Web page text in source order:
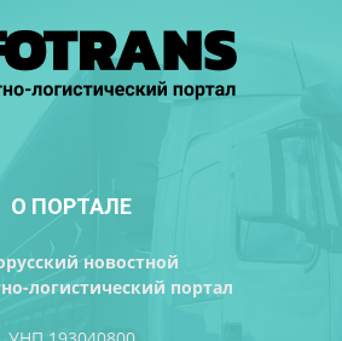
О ПОРТАЛЕ
новостной
логистический портал